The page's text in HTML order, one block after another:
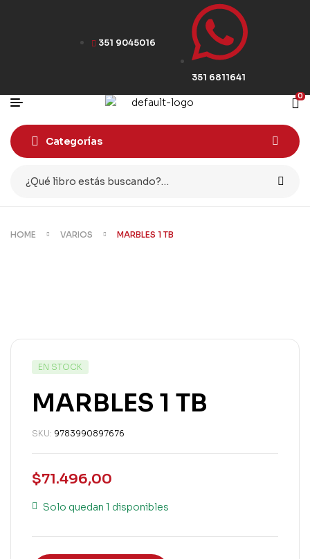
351 9045016
351 6811641
0
Categorías
HOME VARIOS MARBLES 1 TB
EN STOCK
MARBLES 1 TB
SKU: 9783990897676
$71.496,00
Solo quedan 1 disponibles